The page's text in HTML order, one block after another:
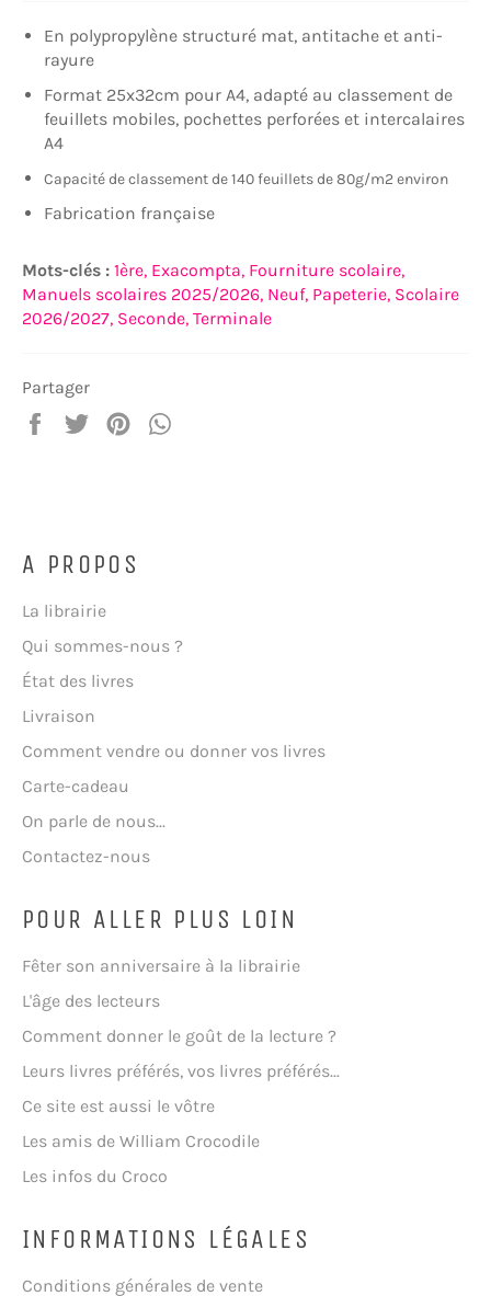
En polypropylène structuré mat, antitache et anti-
rayure
Format 25x32cm pour A4, adapté au classement de
feuillets mobiles, pochettes perforées et intercalaires
A4
Capacité de classement de 140 feuillets de 80g/m2 environ
Fabrication française
Mots-clés : 1ère, Exacompta, Fourniture scolaire,
Manuels scolaires 2025/2026, Neuf, Papeterie, Scolaire
2026/2027, Seconde, Terminale
Partager
PartagerTweeterÉpingler
A PROPOS
La librairie
Qui sommes-nous ?
État des livres
Livraison
Comment vendre ou donner vos livres
Carte-cadeau
On parle de nous...
Contactez-nous
POUR ALLER PLUS LOIN
Fêter son anniversaire à la librairie
L'âge des lecteurs
Comment donner le goût de la lecture ?
Leurs livres préférés, vos livres préférés...
Ce site est aussi le vôtre
Les amis de William Crocodile
Les infos du Croco
INFORMATIONS LÉGALES
Conditions générales de vente